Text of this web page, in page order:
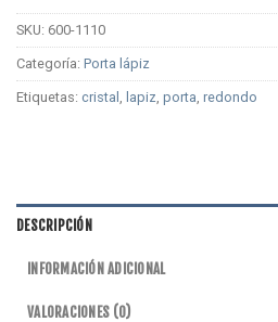
SKU: 600-1110
Categoría: Porta lápiz
Etiquetas: cristal lapiz porta redondo
DESCRIPCIÓN
INFORMACIÓN ADICIONAL
VALORACIONES (0)